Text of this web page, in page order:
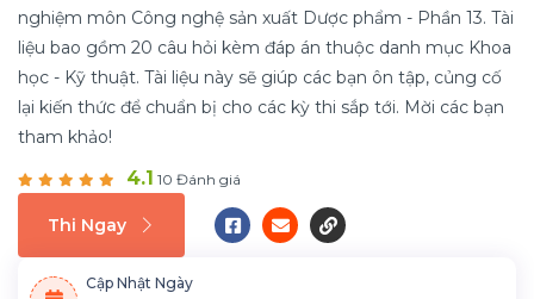
nghiệm môn Công nghệ sản xuất Dược phẩm - Phần 13. Tài
liệu bao gồm 20 câu hỏi kèm đáp án thuộc danh mục Khoa
học - Kỹ thuật. Tài liệu này sẽ giúp các bạn ôn tập, củng cố
lại kiến thức để chuẩn bị cho các kỳ thi sắp tới. Mời các bạn
tham khảo!
4.1 10 Đánh giá
Thi Ngay
Cập Nhật Ngày